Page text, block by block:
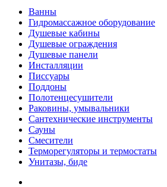
Ванны
Гидромассажное оборудование
Душевые кабины
Душевые ограждения
Душевые панели
Инсталляции
Писсуары
Поддоны
Полотенцесушители
Раковины, умывальники
Сантехнические инструменты
Сауны
Смесители
Терморегуляторы и термостаты
Унитазы, биде